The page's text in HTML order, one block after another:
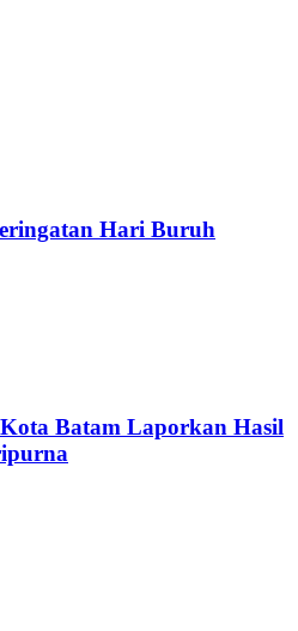
Hari Buruh
Batam Laporkan Hasil